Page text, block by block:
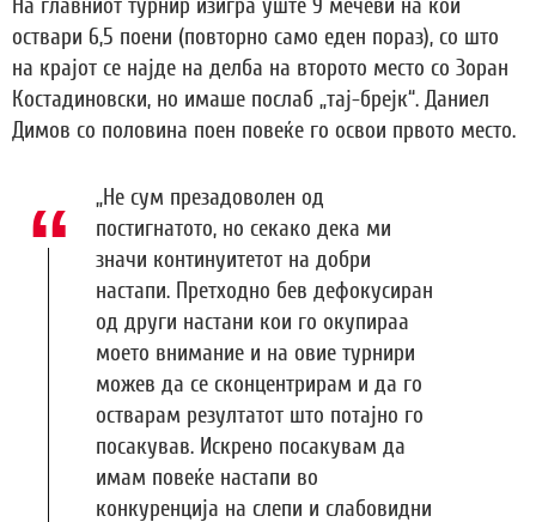
На главниот турнир изигра уште 9 мечеви на кои
оствари 6,5 поени (повторно само еден пораз), со што
на крајот се најде на делба на второто место со Зоран
Костадиновски, но имаше послаб „тај-брејк“. Даниел
Димов со половина поен повеќе го освои првото место.
„Не сум презадоволен од
постигнатото, но секако дека ми
значи континуитетот на добри
настапи. Претходно бев дефокусиран
од други настани кои го окупираа
моето внимание и на овие турнири
можев да се сконцентрирам и да го
остварам резултатот што потајно го
посакував. Искрено посакувам да
имам повеќе настапи во
конкуренција на слепи и слабовидни